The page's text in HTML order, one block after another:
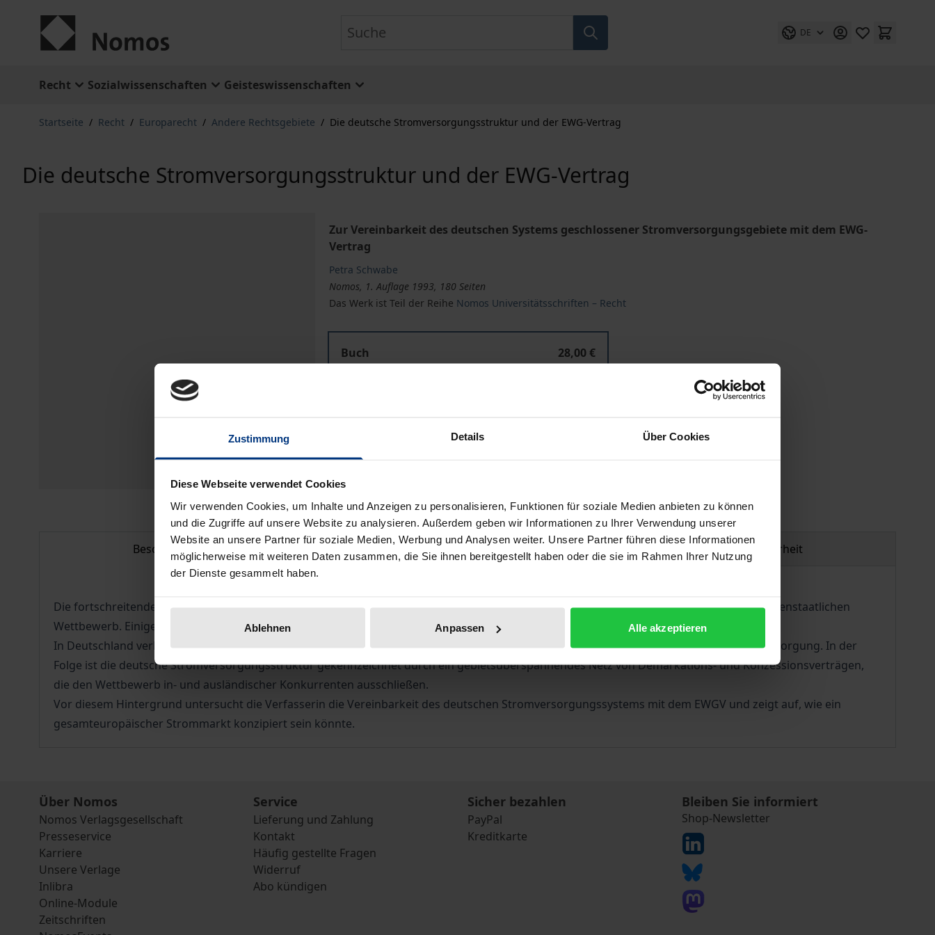
Zustimmung Details Über Cookies
Diese Webseite verwendet Cookies
Wir verwenden Cookies, um Inhalte und Anzeigen zu personalisieren, Funktionen für soziale Medien anbieten zu können
und die Zugriffe auf unsere Website zu analysieren. Außerdem geben wir Informationen zu Ihrer Verwendung unserer
Website an unsere Partner für soziale Medien, Werbung und Analysen weiter. Unsere Partner führen diese Informationen
möglicherweise mit weiteren Daten zusammen, die Sie ihnen bereitgestellt haben oder die sie im Rahmen Ihrer Nutzung
der Dienste gesammelt haben.
Ablehnen Anpassen Alle akzeptieren
DE
Recht Sozialwissenschaften Geisteswissenschaften
Startseite / Recht / Europarecht / Andere Rechtsgebiete / Die deutsche Stromversorgungsstruktur und der EWG-Vertrag
Die deutsche Stromversorgungsstruktur und der EWG-Vertrag
Zur Vereinbarkeit des deutschen Systems geschlossener Stromversorgungsgebiete mit dem EWG-
Vertrag
Petra Schwabe
Nomos, 1. Auflage 1993, 180 Seiten
Das Werk ist Teil der Reihe Nomos Universitätsschriften – Recht
Buch
28,00 €
In den Warenkorb
Hinweise zu Versandkosten
Beschreibung Bibliografische Angaben Produktsicherheit
Die fortschreitende Verwirklichung des Europäischen Binnenmarktes prägt nahezu alle Wirtschaftsbereiche und öffnet sie für den zwischenstaatlichen
Wettbewerb. Einige wenige Wirtschaftsbereiche werden durch nationales Recht von diesem Wettbewerb ausgenommen.
In Deutschland verhindert § 103 GWB die Anwendung der wettbewerbsfördernden Normen des GWB auf den Bereich der Elektrizitätsversorgung. In der
Folge ist die deutsche Stromversorgungsstruktur gekennzeichnet durch ein gebietsüberspannendes Netz von Demarkations- und Konzessionsverträgen,
die den Wettbewerb in- und ausländischer Konkurrenten ausschließen.
Vor diesem Hintergrund untersucht die Verfasserin die Vereinbarkeit des deutschen Stromversorgungssystems mit dem EWGV und zeigt auf, wie ein
gesamteuropäischer Strommarkt konzipiert sein könnte.
Über Nomos
Nomos Verlagsgesellschaft
Presseservice
Karriere
Unsere Verlage
Inlibra
Online-Module
Zeitschriften
Service
Lieferung und Zahlung
Kontakt
Häufig gestellte Fragen
Widerruf
Abo kündigen
Sicher bezahlen
PayPal
Kreditkarte
Bleiben Sie informiert
Shop-Newsletter